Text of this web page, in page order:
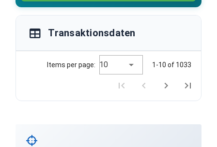
Transaktionsdaten
Items per page: 10 1-10 of 1033